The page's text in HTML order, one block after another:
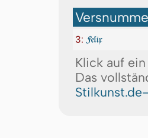
3: Felix
Klick auf
Das